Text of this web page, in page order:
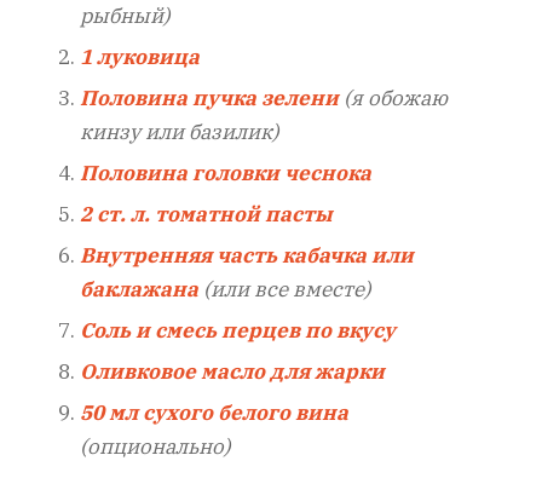
рыбный)
1 луковица
Половина пучка зелени (я обожаю
кинзу или базилик)
Половина головки чеснока
2 ст. л. томатной пасты
Внутренняя часть кабачка или
баклажана (или все вместе)
Соль и смесь перцев по вкусу
Оливковое масло для жарки
50 мл сухого белого вина
(опционально)